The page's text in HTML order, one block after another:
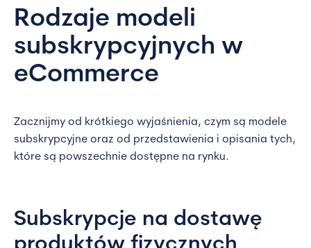
Rodzaje modeli
subskrypcyjnych w
eCommerce
Zacznijmy od krótkiego wyjaśnienia, czym są modele
subskrypcyjne oraz od przedstawienia i opisania tych,
które są powszechnie dostępne na rynku.
Subskrypcje na dostawę